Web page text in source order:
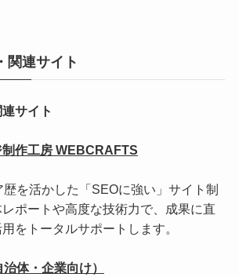
関連サイト
サイト
作工房 WEBCRAFTS
を活かした「SEOに強い」サイト制
ポートや高度な技術力で、成果に直
をトータルサポートします。
体・企業向け）